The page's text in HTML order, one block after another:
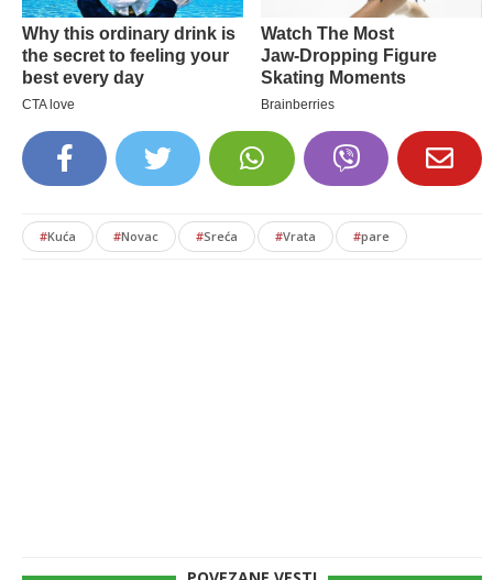
#Kuća #Novac #Sreća #Vrata #pare